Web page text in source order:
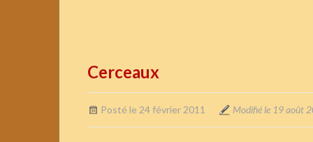
Cerceaux
Posté le 24 février 2011 Modifié le 19 août